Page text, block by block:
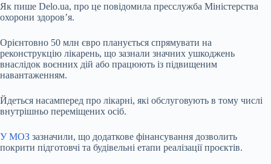
Як пише Delo.ua, про це повідомила пресслужба Міністерства
охорони здоров’я.
Орієнтовно 50 млн євро планується спрямувати на
реконструкцію лікарень, що зазнали значних ушкоджень
внаслідок воєнних дій або працюють із підвищеним
навантаженням.
Йдеться насамперед про лікарні, які обслуговують в тому числі
внутрішньо переміщених осіб.
У МОЗ зазначили, що додаткове фінансування дозволить
покрити підготовчі та будівельні етапи реалізації проєктів.